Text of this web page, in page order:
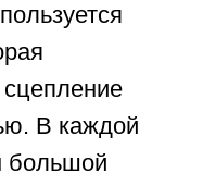
сцепление
В каждой
большой